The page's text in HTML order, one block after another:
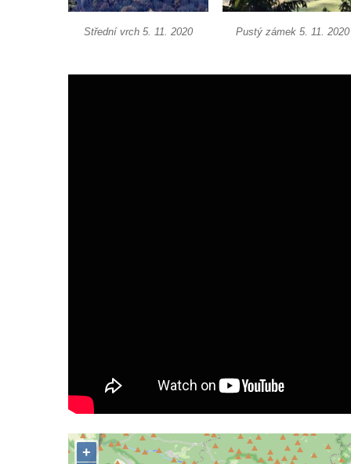
Kyjovském údolí
Jeskyně víl v Kyjovském údolí
Obří hlava v Kyjovském údolí
Radvance
Střední vrch 5. 11. 2020 Pustý zámek 5. 11. 2020